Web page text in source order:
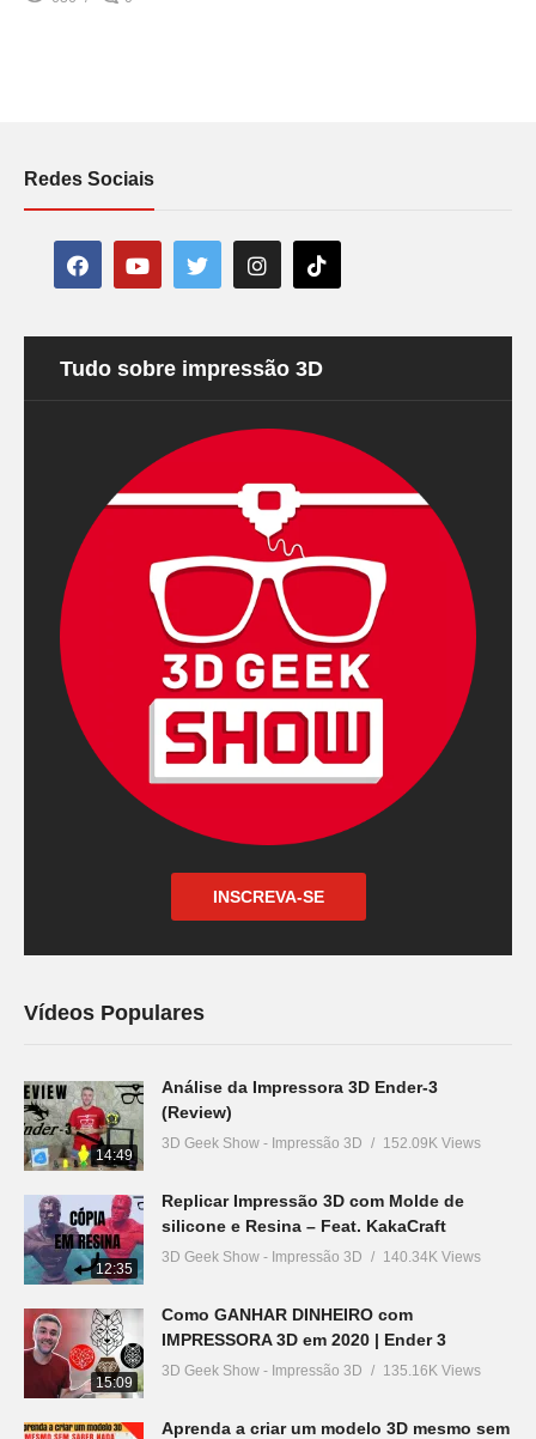
Redes Sociais
Tudo sobre impressão 3D
INSCREVA-SE
Vídeos Populares
14:49
Análise da Impressora 3D Ender-3
(Review)
3D Geek Show - Impressão 3D 152.09K Views
12:35
Replicar Impressão 3D com Molde de
silicone e Resina – Feat. KakaCraft
3D Geek Show - Impressão 3D 140.34K Views
15:09
Como GANHAR DINHEIRO com
IMPRESSORA 3D em 2020 | Ender 3
3D Geek Show - Impressão 3D 135.16K Views
Aprenda a criar um modelo 3D mesmo sem